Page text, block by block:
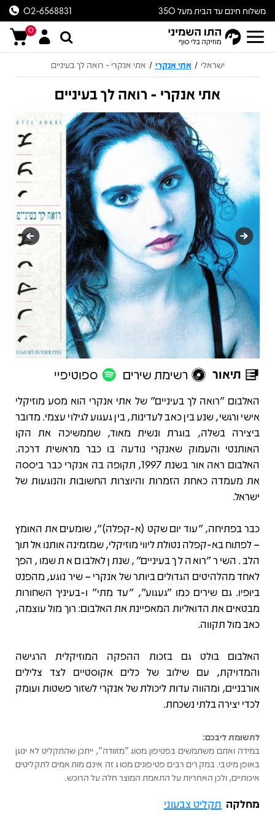
משלוח חינם עד הבית מעל 350
ש״ח
02-6568831
0
ישראלי / אתי אנקרי / אתי אנקרי - רואה לך בעיניים
אתי אנקרי - רואה לך בעיניים
תיאור רשימת שירים ספוטיפיי
תיאור
האלבום "רואה לך בעיניים" של אתי אנקרי הוא מסע מוזיקלי
אישי ורגשי, שנע בין כאב לעדינות, בין געגוע לגילוי עצמי. מדובר
ביצירה בשלה, בוגרת ונשית מאוד, שממשיכה את הקו
האותנטי והעמוק שאנקרי נודעה בו כבר מראשית דרכה.
האלבום ראה אור בשנת 1997, תקופה בה אנקרי כבר ביססה
את מעמדה כאחת הזמרות והיוצרות החשובות והנוגעות של
ישראל.
כבר בפתיחה, "עוד יום שקט (א-קפלה)", שומעים את האומץ
– לפתוח בא-קפלה נטולת ליווי מוזיקלי, שמזמינה אותנו אל תוך
הלב. השיר "רואה לך בעיניים", שנתן לאלבום את שמו, הפך
לאחד מהלהיטים הגדולים ביותר של אנקרי – שיר נוגע, מהפנט
ביופיו. גם שירים כמו "געגוע", "עד מתי" ו-בעיניך השחורות
מבטאים את הדואליות המאפיינת את האלבום: רוך מול עוצמה,
כאב מול תקווה.
האלבום בולט גם בזכות ההפקה המוזיקלית הרגישה
והמדויקת, עם שילוב של כלים אקוסטיים לצד צלילים
אורבניים, ומהווה עדות ליכולת של אנקרי לשזור פשטות ועומק
לכדי יצירה בלתי נשכחת.
לתשומת ליבכם:
במידה ואתם משתמשים בפטיפון מסוג "מזוודה", ייתכן שהתקליט לא ינוגן
באופן מיטבי. במקרים רבים פטיפונים מסוג זה אינם מותאמים לתקליטים
איכותיים, ולכן האחריות על התאמת המוצר חלה על הרוכש.
מחלקה תקליט צבעוני